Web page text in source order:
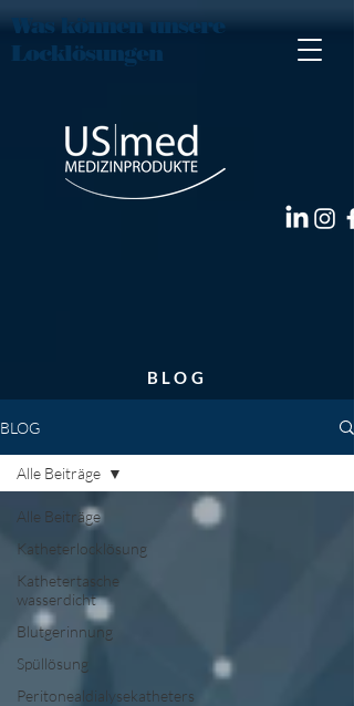
Was können unsere
Locklösungen
BLOG
BLOG
Alle Beiträge
Katheterlocklösung
Kathetertasche
wasserdicht
Blutgerinnung
Spüllösung
Peritonealdialysekatheters
Alle Beiträge